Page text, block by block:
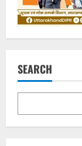
SEARCH